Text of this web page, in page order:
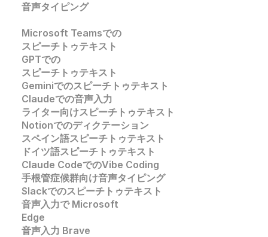
音声タイピング
Microsoft Teamsでの
スピーチトゥテキスト
GPTでの
スピーチトゥテキスト
Geminiでのスピーチトゥテキスト
Claudeでの音声入力
ライター向けスピーチトゥテキスト
Notionでのディクテーション
スペイン語スピーチトゥテキスト
ドイツ語スピーチトゥテキスト
Claude CodeでのVibe Coding
手根管症候群向け音声タイピング
Slackでのスピーチトゥテキスト
音声入力で Microsoft
Edge
音声入力 Brave